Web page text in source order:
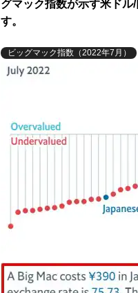
グマック指数が示す米ドル
す。
ビッグマック指数（2022年7月）